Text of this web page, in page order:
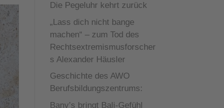
Die Pegeluhr kehrt zurück
„Lass dich nicht bange
machen“ – zum Tod des
Rechtsextremismusforscher
s Alexander Häusler
Geschichte des AWO
Berufsbildungszentrums:
Bany’s bringt Bali-Gefühl